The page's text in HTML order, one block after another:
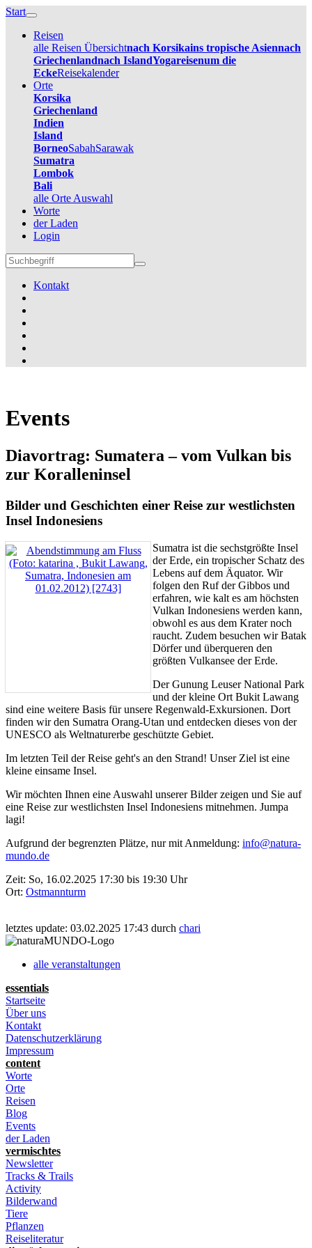
Start
Reisen
alle Reisen Übersichtnach Korsikains tropische Asiennach
Griechenlandnach IslandYogareisenum die
EckeReisekalender
Orte
Korsika
Griechenland
Indien
Island
BorneoSabahSarawak
Sumatra
Lombok
Bali
alle Orte Auswahl
Worte
der Laden
Login
Kontakt
Events
Diavortrag: Sumatera – vom Vulkan bis
zur Koralleninsel
Bilder und Geschichten einer Reise zur westlichsten
Insel Indonesiens
Sumatra ist die sechstgrößte Insel
der Erde, ein tropischer Schatz des
Lebens auf dem Äquator. Wir
folgen den Ruf der Gibbos und
erfahren, wie kalt es am höchsten
Vulkan Indonesiens werden kann,
obwohl es aus dem Krater noch
raucht. Zudem besuchen wir Batak
Dörfer und überqueren den
größten Vulkansee der Erde.
Der Gunung Leuser National Park
und der kleine Ort Bukit Lawang
sind eine weitere Basis für unsere Regenwald-Exkursionen. Dort
finden wir den Sumatra Orang-Utan und entdecken dieses von der
UNESCO als Weltnaturerbe geschützte Gebiet.
Im letzten Teil der Reise geht's an den Strand! Unser Ziel ist eine
kleine einsame Insel.
Wir möchten Ihnen eine Auswahl unserer Bilder zeigen und Sie auf
eine Reise zur westlichsten Insel Indonesiens mitnehmen. Jumpa
lagi!
Aufgrund der begrenzten Plätze, nur mit Anmeldung: info@natura-
mundo.de
Zeit: So, 16.02.2025 17:30 bis 19:30 Uhr
Ort: Ostmannturm
letztes update: 03.02.2025 17:43 durch chari
alle veranstaltungen
essentials
Startseite
Über uns
Kontakt
Datenschutzerklärung
Impressum
content
Worte
Orte
Reisen
Blog
Events
der Laden
vermischtes
Newsletter
Tracks & Trails
Activity
Bilderwand
Tiere
Pflanzen
Reiseliteratur